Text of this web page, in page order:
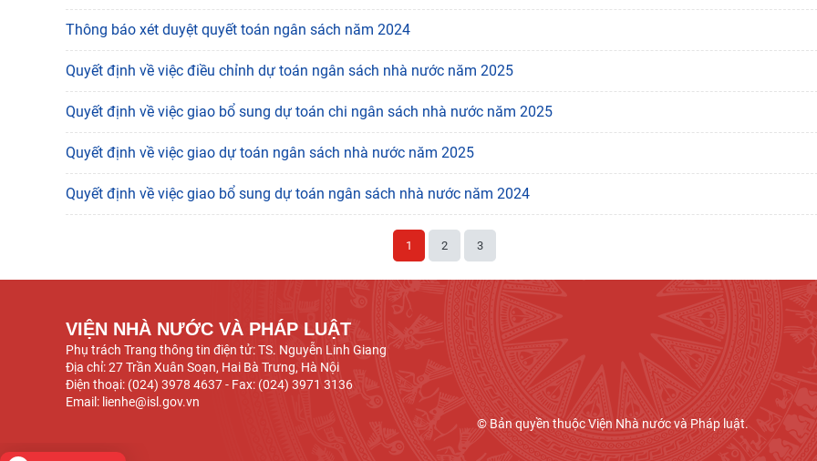
Thông báo xét duyệt quyết toán ngân sách năm 2024
Quyết định về việc điều chỉnh dự toán ngân sách nhà nước năm 2025
Quyết định về việc giao bổ sung dự toán chi ngân sách nhà nước năm 2025
Quyết định về việc giao dự toán ngân sách nhà nước năm 2025
Quyết định về việc giao bổ sung dự toán ngân sách nhà nước năm 2024
1 2 3
VIỆN NHÀ NƯỚC VÀ PHÁP LUẬT
Phụ trách Trang thông tin điện tử: TS. Nguyễn Linh Giang
Địa chỉ: 27 Trần Xuân Soạn, Hai Bà Trưng, Hà Nội
Điện thoại: (024) 3978 4637 - Fax: (024) 3971 3136
Email: lienhe@isl.gov.vn
© Bản quyền thuộc Viện Nhà nước và Pháp luật.